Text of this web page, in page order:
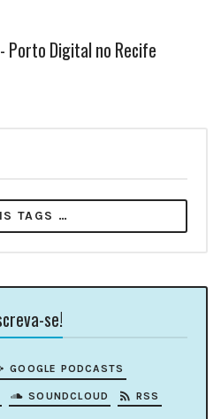
Porto Digital no Recife
TAGS …
se!
GOOGLE PODCASTS
SOUNDCLOUD RSS